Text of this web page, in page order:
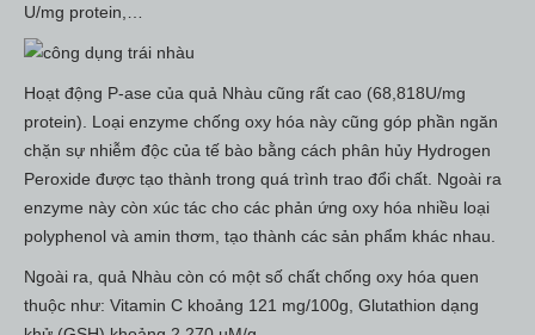
U/mg protein,…
Hoạt động P-ase của quả Nhàu cũng rất cao (68,818U/mg
protein). Loại enzyme chống oxy hóa này cũng góp phần ngăn
chặn sự nhiễm độc của tế bào bằng cách phân hủy Hydrogen
Peroxide được tạo thành trong quá trình trao đổi chất. Ngoài ra
enzyme này còn xúc tác cho các phản ứng oxy hóa nhiều loại
polyphenol và amin thơm, tạo thành các sản phẩm khác nhau.
Ngoài ra, quả Nhàu còn có một số chất chống oxy hóa quen
thuộc như: Vitamin C khoảng 121 mg/100g, Glutathion dạng